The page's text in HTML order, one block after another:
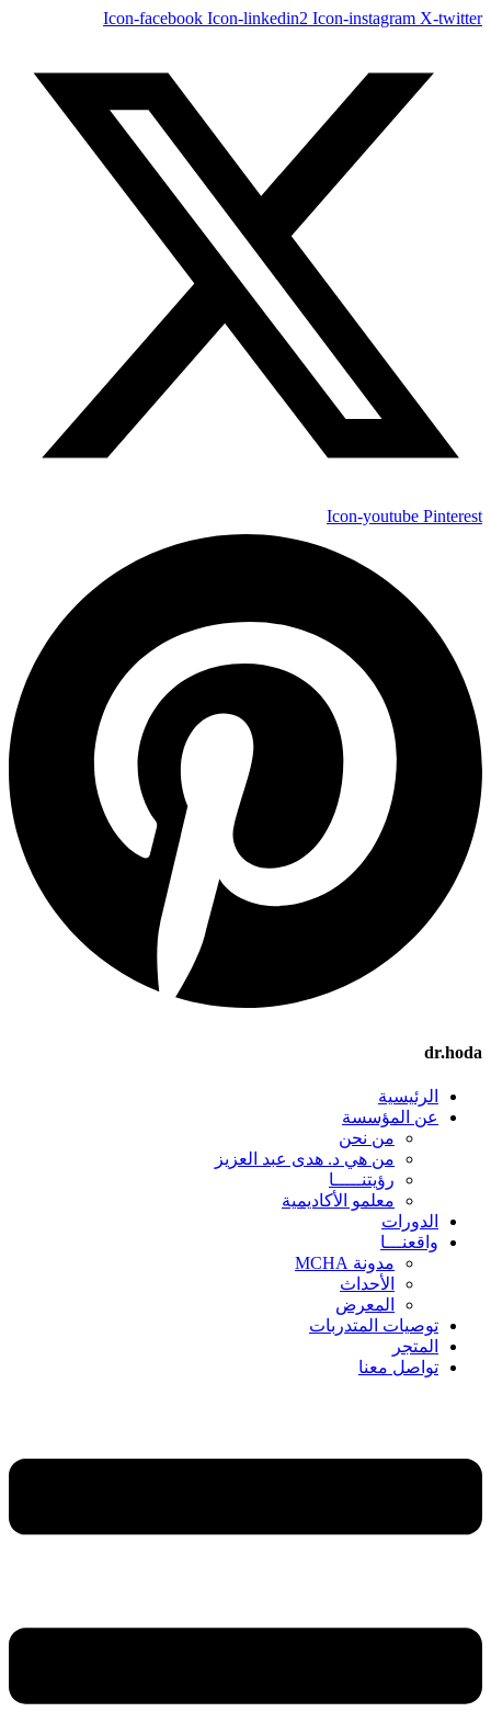
Icon-facebook Icon-linkedin2 Icon-instagram X-twitter
Icon-youtube Pinterest
dr.hoda
الرئيسية
عن المؤسسة
من نحن
من هي د. هدى عبد العزيز
رؤيتنـــــا
معلمو الأكاديمية
الدورات
واقعنـــا
مدونة MCHA
الأحداث
المعرض
توصيات المتدربات
المتجر
تواصل معنا